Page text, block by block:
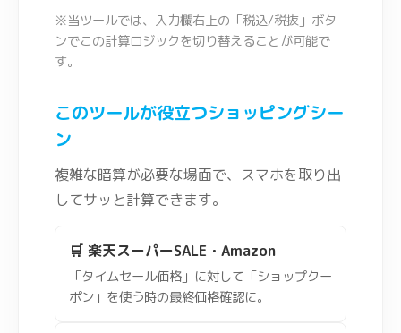
※当ツールでは、入力欄右上の「税込/税抜」ボタ
ンでこの計算ロジックを切り替えることが可能で
す。
このツールが役立つショッピングシー
ン
複雑な暗算が必要な場面で、スマホを取り出
してサッと計算できます。
🛒 楽天スーパーSALE・Amazon
「タイムセール価格」に対して「ショップクー
ポン」を使う時の最終価格確認に。